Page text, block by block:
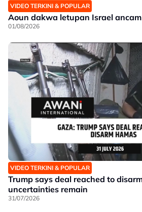
VIDEO TERKINI & POPULAR
Aoun dakwa letupan Israel
01/08/2026
VIDEO TERKINI & POPULAR
Trump says deal reached to
uncertainties remain
31/07/2026